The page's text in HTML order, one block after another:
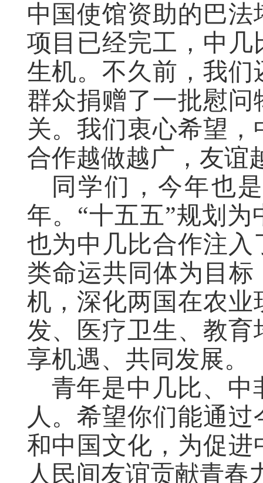
中国使馆资助的巴
项目已经完工，中
生机。不久前，我
群众捐赠了一批慰
关。我们衷心希望
合作越做越广，友谊
同学们，今年也
年。“十五五”规划
也为中几比合作注
类命运共同体为目标
机，深化两国在农
发、医疗卫生、教
享机遇、共同发展。
青年是中几比、中
人。希望你们能通
和中国文化，为促
人民间友谊贡献青春